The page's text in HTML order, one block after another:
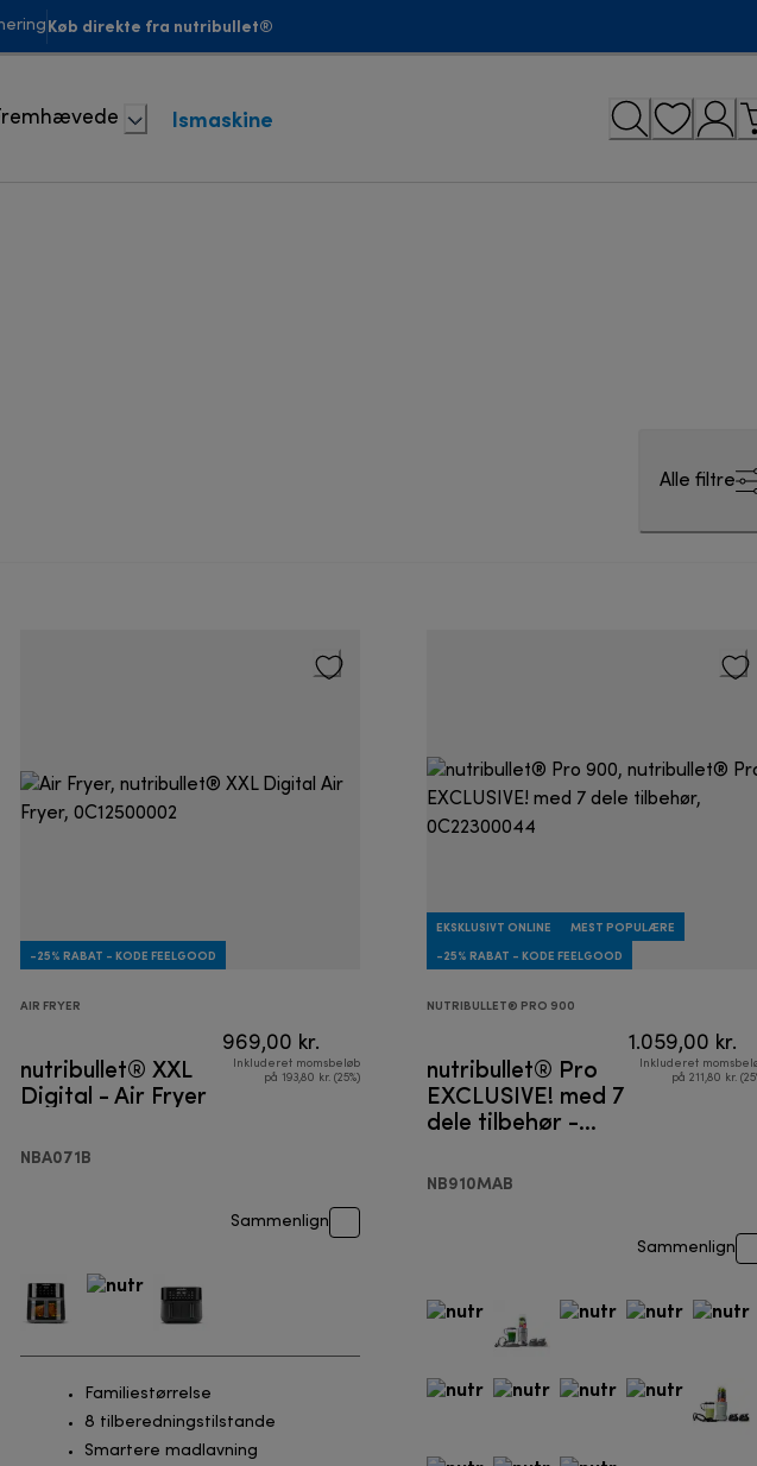
Køb direkte fra nutribullet®
Ismaskine
Alle filtre
-25% RABAT - KODE FEELGOOD
AIR FRYER
nutribullet® XXL
Digital - Air Fryer
NBA071B
969,00 kr.
Inkluderet momsbeløb
på 193,80 kr. (25%)
Sammenlign
Familiestørrelse
8 tilberedningstilstande
Smartere madlavning
EKSKLUSIVT ONLINE
MEST POPULÆRE
-25% RABAT - KODE FEELGOOD
NUTRIBULLET® PRO 900
nutribullet® Pro
EXCLUSIVE! med 7
dele tilbehør -
NB910MAB
1.059,00 kr.
Inkluderet
på 211,80 kr.
Sammenlign